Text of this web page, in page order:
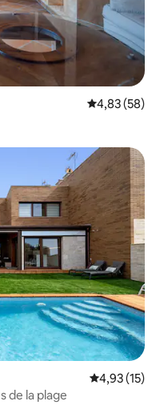
Note
4,83 (58)
Note
4,93 (15)
de la plage